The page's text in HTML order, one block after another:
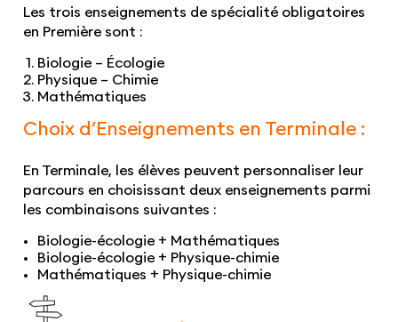
Les trois enseignements de spécialité obligatoires
en Première sont :
Biologie – Écologie
Physique – Chimie
Mathématiques
Choix d’Enseignements en Terminale :
En Terminale, les élèves peuvent personnaliser leur
parcours en choisissant deux enseignements parmi
les combinaisons suivantes :
Biologie-écologie + Mathématiques
Biologie-écologie + Physique-chimie
Mathématiques + Physique-chimie